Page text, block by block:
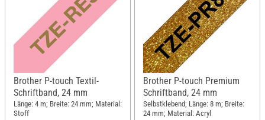
Brother P-touch Textil-
Schriftband, 24 mm
Länge: 4 m; Breite: 24 mm; Material:
Stoff
Brother P-touch Premium
Schriftband, 24 mm
Selbstklebend; Länge: 8 m; Breite:
24 mm; Material: Acryl